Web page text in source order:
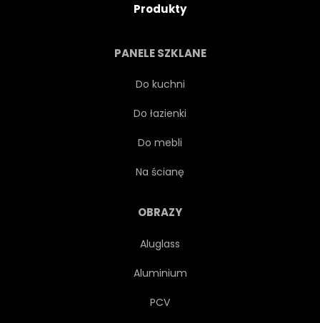
ZMIERZCH
OKRĘŻNICAMI
Produkty
PANELE SZKLANE
Do kuchni
Do łazienki
Do mebli
Na ścianę
OBRAZY
Aluglass
Aluminium
PCV